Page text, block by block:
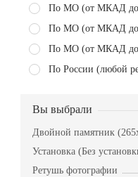
По МО (от МКАД до
По МО (от МКАД до
По МО (от МКАД до
По России (любой
Вы выбрали
Двойной памятник
Установка (Без
Ретушь фотографии